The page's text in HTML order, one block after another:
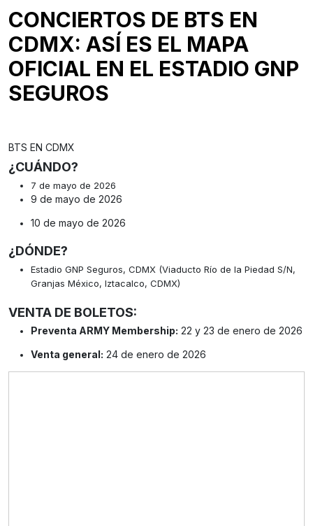
CONCIERTOS DE BTS EN
CDMX: ASÍ ES EL MAPA
OFICIAL EN EL ESTADIO GNP
SEGUROS
BTS EN CDMX
¿CUÁNDO?
7 de mayo de 2026
9 de mayo de 2026
10 de mayo de 2026
¿DÓNDE?
Estadio GNP Seguros, CDMX (Viaducto Río de la Piedad S/N,
Granjas México, Iztacalco, CDMX)
VENTA DE BOLETOS:
Preventa ARMY Membership: 22 y 23 de enero de 2026
Venta general: 24 de enero de 2026